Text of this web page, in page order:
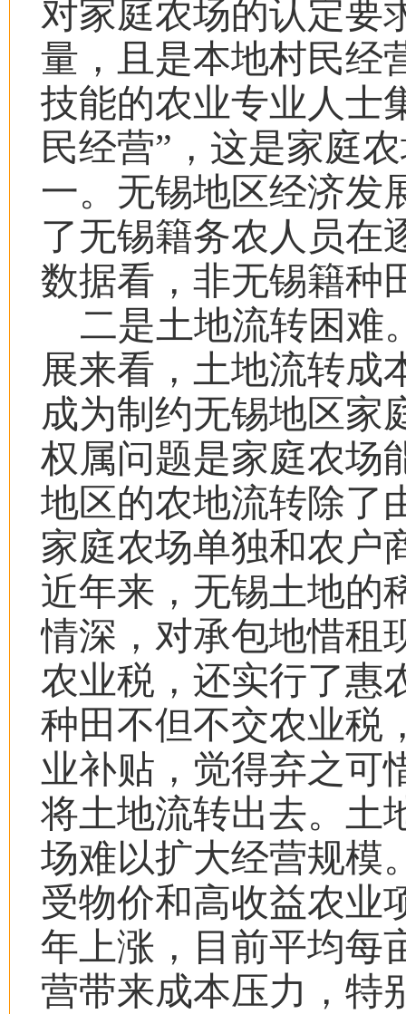
对家庭农场的认定要
量，且是本地村民经
技能的农业专业人士
民经营” ，这是家庭
一。无锡地区经济发
了无锡籍务农人员在
数据看，非无锡籍种
二是土地流转困难
展来看，土地流转成
成为制约无锡地区家
权属问题是家庭农场
地区的农地流转除了
家庭农场单独和农户
近年来，无锡土地的
情深，对承包地惜租
农业税，还实行了惠
种田不但不交农业税
业补贴，觉得弃之可
将土地流转出去。土
场难以扩大经营规模
受物价和高收益农业
年上涨，目前平均每
营带来成本压力，特